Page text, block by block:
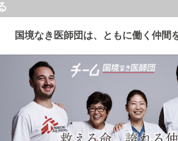
国境なき医師団は、ともに働く仲間